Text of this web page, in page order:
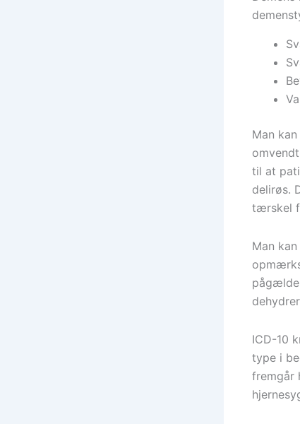
Man
til at
delirøs.
tærskel
Man
ICD-10
type i
fremgår